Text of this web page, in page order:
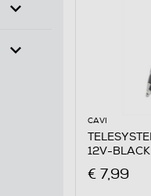
CELLULARLINE
CAVI
12V-BLACK
€ 7,99